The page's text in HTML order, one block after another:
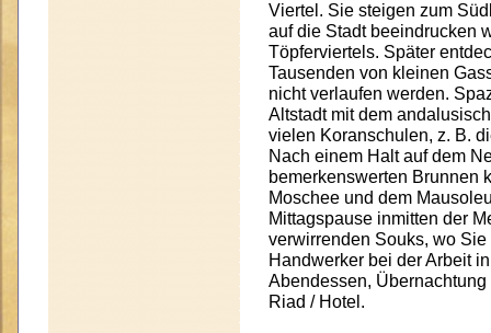
Viertel. Sie steigen zum
auf die Stadt beeindrucken
Töpferviertels. Später
Tausenden von kleinen
nicht verlaufen werden.
Altstadt mit dem
vielen Koranschulen, z. B.
Nach einem Halt auf dem
bemerkenswerten Brunnen
Moschee und dem
Mittagspause inmitten der
verwirrenden Souks, wo
Handwerker bei der Arbeit
Abendessen,
Riad / Hotel.